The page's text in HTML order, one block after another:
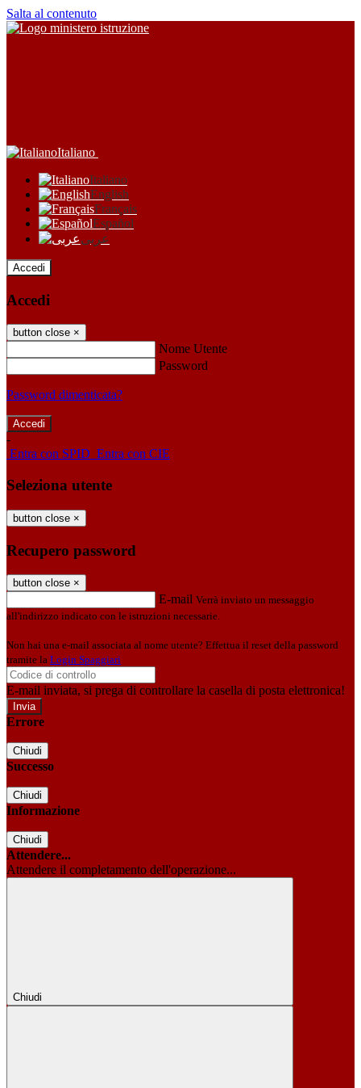
Salta al contenuto
Italiano
Italiano
English
Français
Español
عربى
Accedi
Accedi
button close ×
Nome Utente
Password
Password dimenticata?
-
Entra con SPID Entra con CIE
Seleziona utente
button close ×
Recupero password
button close ×
E-mail Verrà inviato un messaggio
all'indirizzo indicato con le istruzioni necessarie.
Non hai una e-mail associata al nome utente? Effettua il reset della password
tramite la Login Spaggiari
E-mail inviata, si prega di controllare la casella di posta elettronica!
Errore
Chiudi
Successo
Chiudi
Informazione
Chiudi
Attendere...
Attendere il completamento dell'operazione...
Chiudi